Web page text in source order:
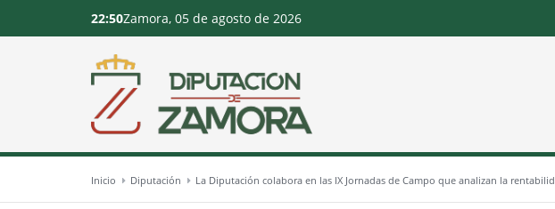
22:50Zamora, 05 de agosto de 2026
Inicio Diputación La Diputación colabora en las IX Jornadas de Campo que analizan la